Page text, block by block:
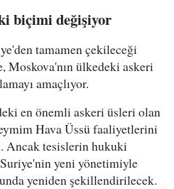
biçimi değişiyor
tamamen çekileceği
Moskova'nın ülkedeki askeri
amaçlıyor.
en önemli askeri üsleri olan
Hava Üssü faaliyetlerini
Ancak tesislerin hukuki
yeni yönetimiyle
yeniden şekillendirilecek.